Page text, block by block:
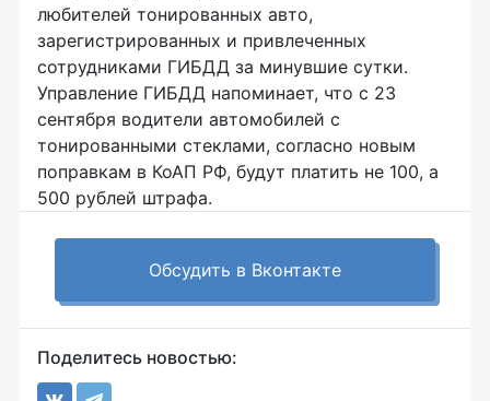
любителей тонированных авто,
зарегистрированных и привлеченных
сотрудниками ГИБДД за минувшие сутки.
Управление ГИБДД напоминает, что с 23
сентября водители автомобилей с
тонированными стеклами, согласно новым
поправкам в КоАП РФ, будут платить не 100, а
500 рублей штрафа.
Обсудить в Вконтакте
Поделитесь новостью: